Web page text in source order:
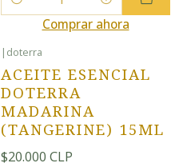
Cantidad
Comprar ahora
| doterra
ACEITE ESENCIAL
DOTERRA
MADARINA
(TANGERINE) 15ML
$20.000 CLP